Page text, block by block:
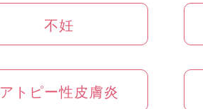
不妊
アトピー性皮膚炎